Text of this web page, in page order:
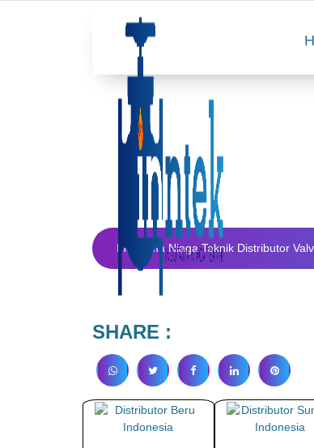
Indotama Niaga Teknik Distributor
SHARE :